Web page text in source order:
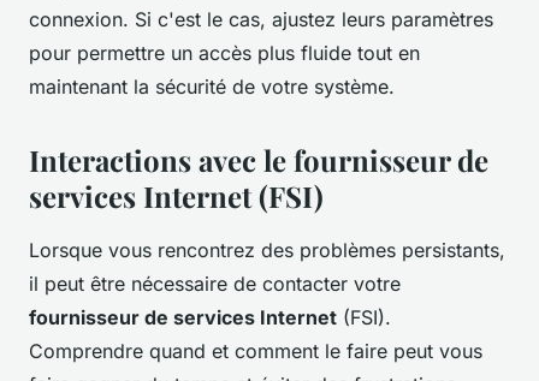
connexion. Si c'est le cas, ajustez leurs paramètres
pour permettre un accès plus fluide tout en
maintenant la sécurité de votre système.
Interactions avec le fournisseur de
services Internet (FSI)
Lorsque vous rencontrez des problèmes persistants,
il peut être nécessaire de contacter votre
fournisseur de services Internet (FSI).
Comprendre quand et comment le faire peut vous